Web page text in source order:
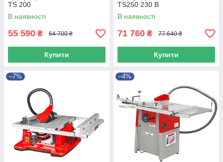
TS 200
В наявності
55 590 ₴ 64 700 ₴
Купити
TS250 230 В
В наявності
71 760 ₴ 77 640 ₴
Купити
–7% –4%